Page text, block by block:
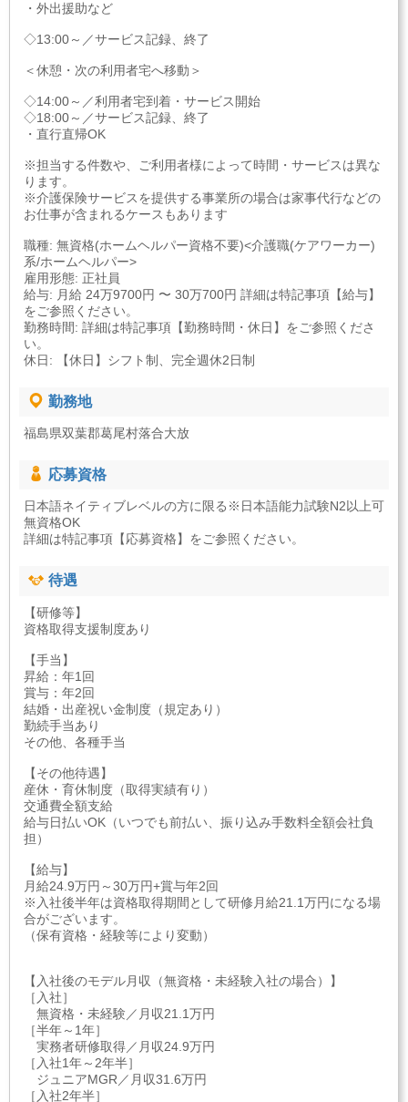
・外出援助など
◇13:00～／サービス記録、終了
＜休憩・次の利用者宅へ移動＞
◇14:00～／利用者宅到着・サービス開始
◇18:00～／サービス記録、終了
・直行直帰OK
※担当する件数や、ご利用者様によって時間・サービスは異な
ります。
※介護保険サービスを提供する事業所の場合は家事代行などの
お仕事が含まれるケースもあります
職種: 無資格(ホームヘルパー資格不要)<介護職(ケアワーカー)
系/ホームヘルパー>
雇用形態: 正社員
給与: 月給 24万9700円 〜 30万700円 詳細は特記事項【給与】
をご参照ください。
勤務時間: 詳細は特記事項【勤務時間・休日】をご参照くださ
い。
休日: 【休日】シフト制、完全週休2日制
勤務地
福島県双葉郡葛尾村落合大放
応募資格
日本語ネイティブレベルの方に限る※日本語能力試験N2以上可
無資格OK
詳細は特記事項【応募資格】をご参照ください。
待遇
【研修等】
資格取得支援制度あり
【手当】
昇給：年1回
賞与：年2回
結婚・出産祝い金制度（規定あり）
勤続手当あり
その他、各種手当
【その他待遇】
産休・育休制度（取得実績有り）
交通費全額支給
給与日払いOK（いつでも前払い、振り込み手数料全額会社負
担）
【給与】
月給24.9万円～30万円+賞与年2回
※入社後半年は資格取得期間として研修月給21.1万円になる場
合がございます。
（保有資格・経験等により変動）
【入社後のモデル月収（無資格・未経験入社の場合）】
［入社］
無資格・未経験／月収21.1万円
［半年～1年］
実務者研修取得／月収24.9万円
［入社1年～2年半］
ジュニアMGR／月収31.6万円
［入社2年半］